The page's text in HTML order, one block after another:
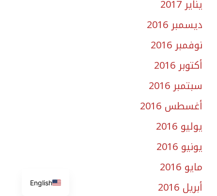
يناير 2017
ديسمبر 2016
نوفمبر 2016
أكتوبر 2016
سبتمبر 2016
أغسطس 2016
يوليو 2016
يونيو 2016
مايو 2016
أبريل 2016
English